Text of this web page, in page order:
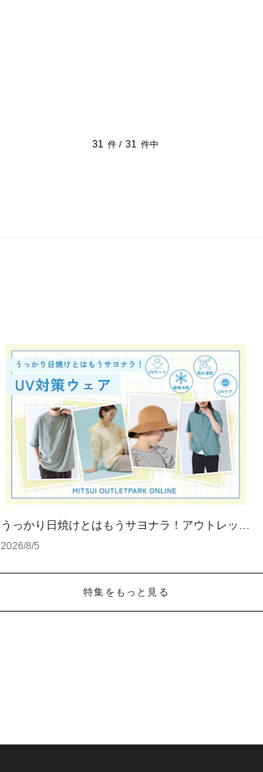
31 件 / 31 件中
うっかり日焼けとはもうサヨナラ！アウトレット
で見つけるUV対策ウェア
2026/8/5
特集をもっと見る